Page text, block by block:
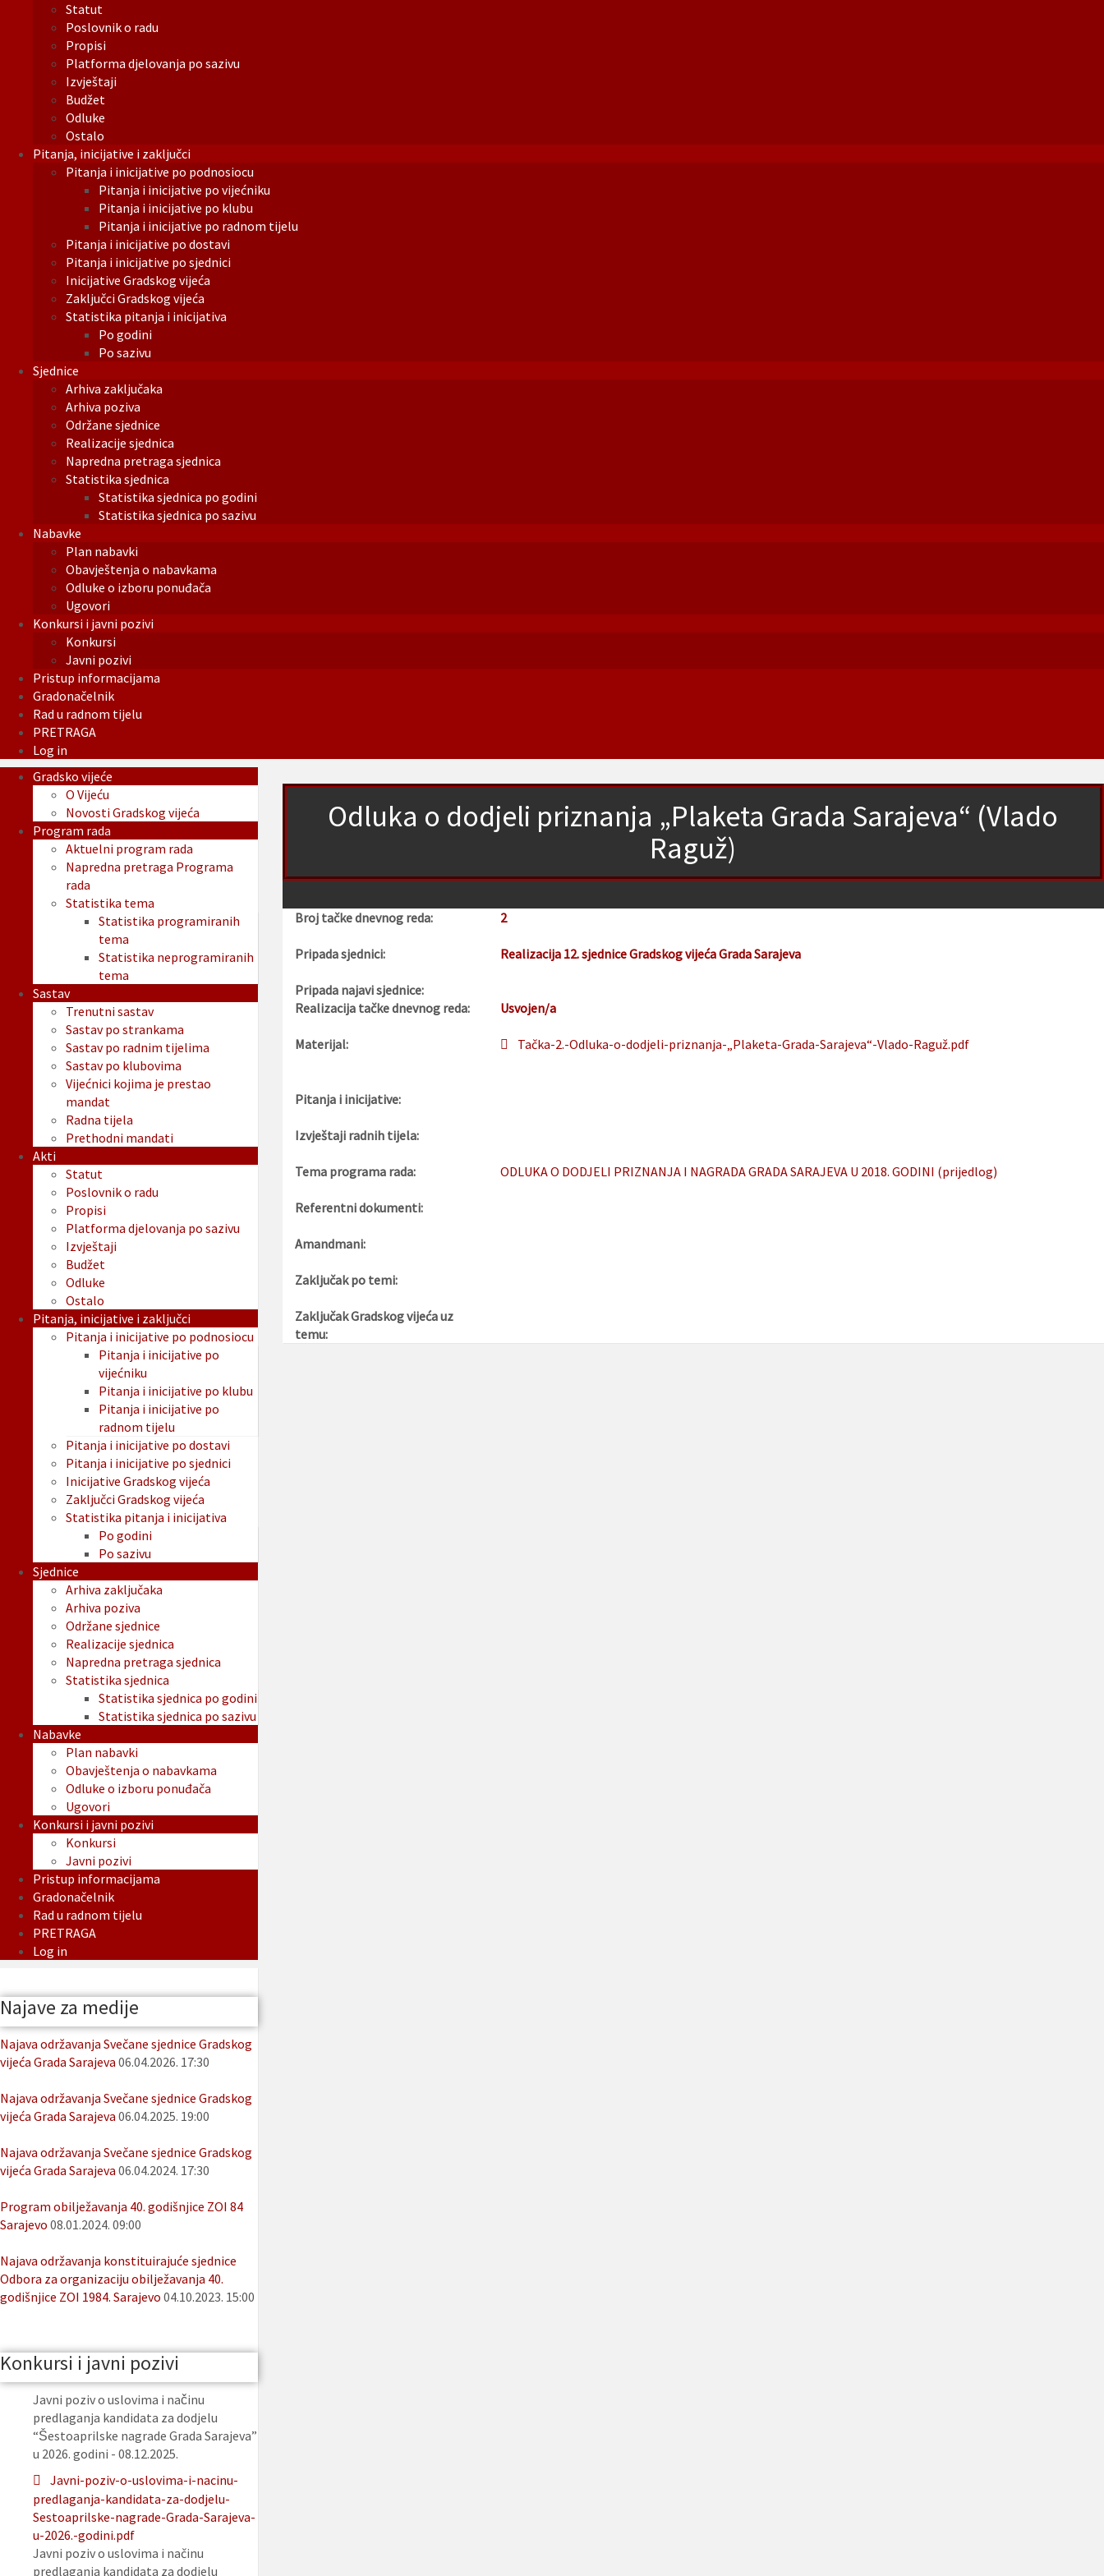
Statut
Poslovnik o radu
Propisi
Platforma djelovanja po sazivu
Izvještaji
Budžet
Odluke
Ostalo
Pitanja, inicijative i zaključci
Pitanja i inicijative po podnosiocu
Pitanja i inicijative po vijećniku
Pitanja i inicijative po klubu
Pitanja i inicijative po radnom tijelu
Pitanja i inicijative po dostavi
Pitanja i inicijative po sjednici
Inicijative Gradskog vijeća
Zaključci Gradskog vijeća
Statistika pitanja i inicijativa
Po godini
Po sazivu
Sjednice
Arhiva zaključaka
Arhiva poziva
Održane sjednice
Realizacije sjednica
Napredna pretraga sjednica
Statistika sjednica
Statistika sjednica po godini
Statistika sjednica po sazivu
Nabavke
Plan nabavki
Obavještenja o nabavkama
Odluke o izboru ponuđača
Ugovori
Konkursi i javni pozivi
Konkursi
Javni pozivi
Pristup informacijama
Gradonačelnik
Rad u radnom tijelu
PRETRAGA
Log in
Odluka o dodjeli priznanja „Plaketa Grada Sarajeva“ (Vlado
Raguž)
Broj tačke dnevnog reda: 2
Pripada sjednici: Realizacija 12. sjednice Gradskog vijeća Grada Sarajeva
Pripada najavi sjednice:
Realizacija tačke dnevnog reda:
Usvojen/a
Materijal: Tačka-2.-Odluka-o-dodjeli-priznanja-„Plaketa-Grada-Sarajeva“-Vlado-Raguž.pdf
Pitanja i inicijative:
Izvještaji radnih tijela:
Tema programa rada: ODLUKA O DODJELI PRIZNANJA I NAGRADA GRADA SARAJEVA U 2018. GODINI (prijedlog)
Referentni dokumenti:
Amandmani:
Zaključak po temi:
Zaključak Gradskog vijeća uz
temu:
Gradsko vijeće
O Vijeću
Novosti Gradskog vijeća
Program rada
Aktuelni program rada
Napredna pretraga Programa
rada
Statistika tema
Statistika programiranih
tema
Statistika neprogramiranih
tema
Sastav
Trenutni sastav
Sastav po strankama
Sastav po radnim tijelima
Sastav po klubovima
Vijećnici kojima je prestao
mandat
Radna tijela
Prethodni mandati
Akti
Statut
Poslovnik o radu
Propisi
Platforma djelovanja po sazivu
Izvještaji
Budžet
Odluke
Ostalo
Pitanja, inicijative i zaključci
Pitanja i inicijative po podnosiocu
Pitanja i inicijative po
vijećniku
Pitanja i inicijative po klubu
Pitanja i inicijative po
radnom tijelu
Pitanja i inicijative po dostavi
Pitanja i inicijative po sjednici
Inicijative Gradskog vijeća
Zaključci Gradskog vijeća
Statistika pitanja i inicijativa
Po godini
Po sazivu
Sjednice
Arhiva zaključaka
Arhiva poziva
Održane sjednice
Realizacije sjednica
Napredna pretraga sjednica
Statistika sjednica
Statistika sjednica po godini
Statistika sjednica po sazivu
Nabavke
Plan nabavki
Obavještenja o nabavkama
Odluke o izboru ponuđača
Ugovori
Konkursi i javni pozivi
Konkursi
Javni pozivi
Pristup informacijama
Gradonačelnik
Rad u radnom tijelu
PRETRAGA
Log in
Najave za medije
Najava održavanja Svečane sjednice Gradskog
vijeća Grada Sarajeva 06.04.2026. 17:30
Najava održavanja Svečane sjednice Gradskog
vijeća Grada Sarajeva 06.04.2025. 19:00
Najava održavanja Svečane sjednice Gradskog
vijeća Grada Sarajeva 06.04.2024. 17:30
Program obilježavanja 40. godišnjice ZOI 84
Sarajevo 08.01.2024. 09:00
Najava održavanja konstituirajuće sjednice
Odbora za organizaciju obilježavanja 40.
godišnjice ZOI 1984. Sarajevo 04.10.2023. 15:00
Konkursi i javni pozivi
Javni poziv o uslovima i načinu
predlaganja kandidata za dodjelu
“Šestoaprilske nagrade Grada Sarajeva”
u 2026. godini - 08.12.2025.
Javni-poziv-o-uslovima-i-nacinu-
predlaganja-kandidata-za-dodjelu-
Sestoaprilske-nagrade-Grada-Sarajeva-
u-2026.-godini.pdf
Javni poziv o uslovima i načinu
predlaganja kandidata za dodjelu